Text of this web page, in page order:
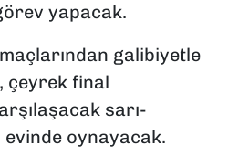
yapacak.
galibiyetle
çeyrek final
sarı-
evinde oynayacak.